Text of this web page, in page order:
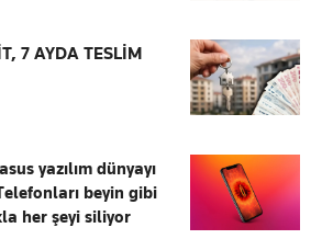
7 AYDA TESLİM
yazılım dünyayı
beyin gibi
her şeyi siliyor